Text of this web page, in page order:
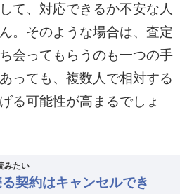
て、対応できるか不安な人
。そのような場合は、査定
会ってもらうのも一つの手
っても、複数人で相対する
る可能性が高まるでしょ
みたい
契約はキャンセルでき